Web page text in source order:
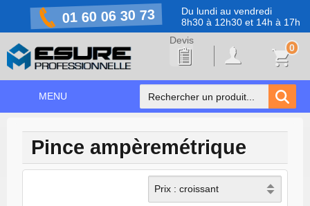
01 60 06 30 73
Du lundi au vendredi
8h30 à 12h30 et 14h à 17h
0
MENU
NOS PRODUITS
Pince ampèremétrique